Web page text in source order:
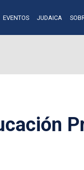
EVENTOS JUDAICA